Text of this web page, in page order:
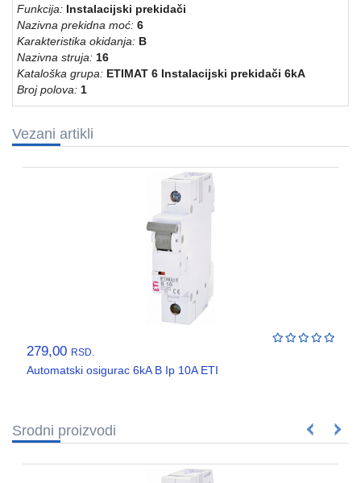
DELOVI
RAZNO
KLIME,
VENTILATORI,
ASPIRATORI
PROTIVPOZARNA
LAKOVI
Funkcija: Instalacijski prekidači
Nazivna prekidna moć: 6
Karakteristika okidanja: B
Nazivna struja: 16
Kataloška grupa: ETIMAT 6 Instalacijski prekidači 6kA
Broj polova: 1
Vezani artikli
279,00 RSD.
Automatski osigurac 6kA B Ip 10A ETI
Srodni proizvodi